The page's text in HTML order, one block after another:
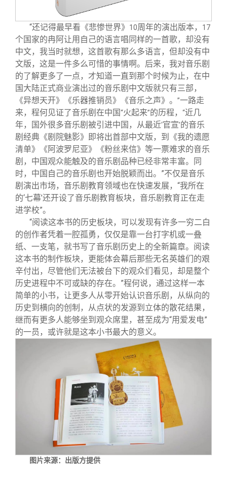
“还记得最早看《悲惨世界》 10周年的演出版本， 17
个国家的冉阿让用自己的语言唱同样的一首歌，却没有
中文，我当时就想，这首歌有那么多语言，但却没有中
文版，这是一件多么可惜的事情啊。后来，我对音乐剧
的了解更多了一点，才知道一直到那个时候为止，在中
国大陆正式商业演出过的音乐剧中文版就只有三部，
《异想天开》《乐器推销员》《音乐之声》。 ”一路走
来，程何见证了音乐剧在中国“火起来”的历程， “近几
年，国外很多音乐剧被引进中国，从最近‘官宣’的音乐
剧经典《剧院魅影》即将出首部中文版，到《我的遗愿
清单》《阿波罗尼亚》《粉丝来信》等一票难求的音乐
剧，中国观众能触及的音乐剧品种已经非常丰富。同
时，中国自己的音乐剧也开始脱颖而出。”不仅是音乐
剧演出市场，音乐剧教育领域也在快速发展，“我所在
的‘七幕’还开设了音乐剧教育板块，音乐剧教育正在走
进学校”。
“阅读这本书的历史板块，可以发现有许多一穷二白
的创作者凭着一腔孤勇，仅仅是靠一台打字机或一叠
纸、一支笔，就书写了音乐剧历史上的全新篇章。阅读
这本书的制作板块，更能体会幕后那些无名英雄们的艰
辛付出，尽管他们无法被台下的观众们看见，却是整个
历史进程中不可或缺的存在。”程何说，通过这样一本
简单的小书，让更多人从零开始认识音乐剧，从纵向的
历史到横向的创制，从点状的发源到立体的散花结果，
继而有更多人能够坐到观众席里，甚至成为“用爱发电”
的一员，或许就是这本小书最大的意义。
图片来源：出版方提供